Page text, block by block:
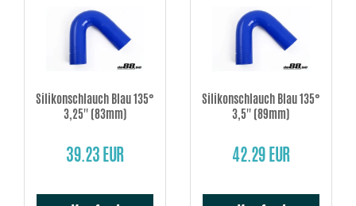
Silikonschlauch Blau 135°
3,25'' (83mm)
39.23 EUR
Silikonschlauch Blau 135°
3,5'' (89mm)
42.29 EUR